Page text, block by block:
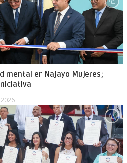
mental en Najayo Mujeres;
iniciativa
2026